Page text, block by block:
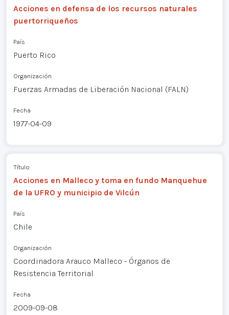
Acciones en defensa de los recursos naturales
puertorriqueños
País
Puerto Rico
Organización
Fuerzas Armadas de Liberación Nacional (FALN)
Fecha
1977-04-09
Título
Acciones en Malleco y toma en fundo Manquehue
de la UFRO y municipio de Vilcún
País
Chile
Organización
Coordinadora Arauco Malleco - Órganos de
Resistencia Territorial
Fecha
2009-09-08